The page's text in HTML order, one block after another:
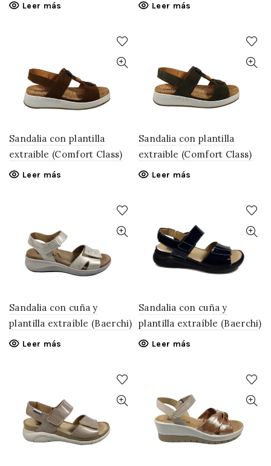
Leer más Leer más
Sandalia con plantilla
extraible (Comfort Class)
Leer más
Sandalia con plantilla
extraible (Comfort Class)
Leer más
Sandalia con cuña y
plantilla extraíble (Baerchi)
Leer más
Sandalia con cuña y
plantilla extraíble (Baerchi)
Leer más